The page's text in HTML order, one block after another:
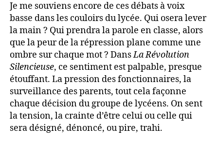
Je me souviens encore de ces débats à voix
basse dans les couloirs du lycée. Qui osera lever
la main ? Qui prendra la parole en classe, alors
que la peur de la répression plane comme une
ombre sur chaque mot ? DansLa Révolution
Silencieuse, ce sentiment est palpable, presque
étouffant. La pression des fonctionnaires, la
surveillance des parents, tout cela façonne
chaque décision du groupe de lycéens. On sent
la tension, la crainte d’être celui ou celle qui
sera désigné, dénoncé, ou pire, trahi.